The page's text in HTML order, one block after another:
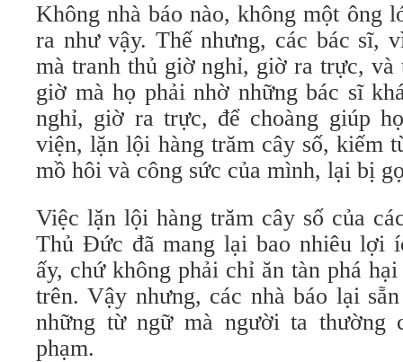
Không nhà báo nào, không một ông
ra như vậy. Thế nhưng, các bác sĩ,
mà tranh thủ giờ nghỉ, giờ ra trực, và
giờ mà họ phải nhờ những bác sĩ
nghỉ, giờ ra trực, để choàng giúp
viện, lặn lội hàng trăm cây số, kiếm
mồ hôi và công sức của mình, lại bị
Việc lặn lội hàng trăm cây số của
Thủ Đức đã mang lại bao nhiêu lợi
ấy, chứ không phải chỉ ăn tàn phá
trên. Vậy nhưng, các nhà báo lại
những từ ngữ mà người ta thường
phạm.